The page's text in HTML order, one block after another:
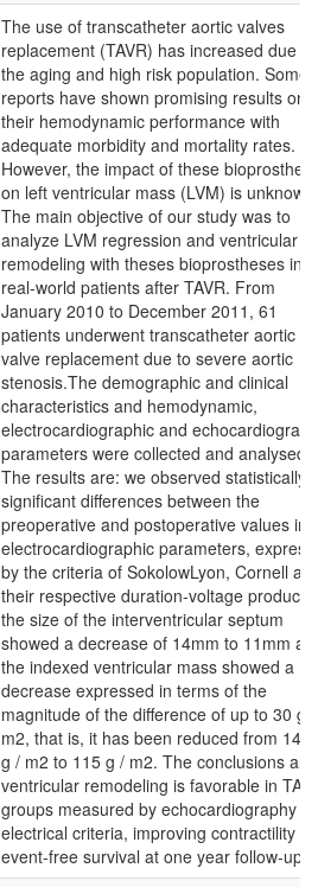
The use of transcatheter aortic valves
replacement (TAVR) has increased due to
the aging and high risk population. Some
reports have shown promising results on
their hemodynamic performance with
adequate morbidity and mortality rates.
However, the impact of these
on left ventricular mass (LVM) is unknown.
The main objective of our study was to
analyze LVM regression and ventricular
remodeling with theses bioprostheses in
real-world patients after TAVR. From
January 2010 to December 2011, 61
patients underwent transcatheter aortic
valve replacement due to severe aortic
stenosis.The demographic and clinical
characteristics and hemodynamic,
electrocardiographic and
parameters were collected and analysed.
The results are: we observed statistically
significant differences between the
preoperative and postoperative values in
electrocardiographic parameters,
by the criteria of SokolowLyon, Cornell
their respective duration-voltage products,
the size of the interventricular septum
showed a decrease of 14mm to 11mm
the indexed ventricular mass showed a
decrease expressed in terms of the
magnitude of the difference of up to 30 g /
m2, that is, it has been reduced from
g / m2 to 115 g / m2. The conclusions are:
ventricular remodeling is favorable in
groups measured by echocardiography
electrical criteria, improving contractility
event-free survival at one year follow-up